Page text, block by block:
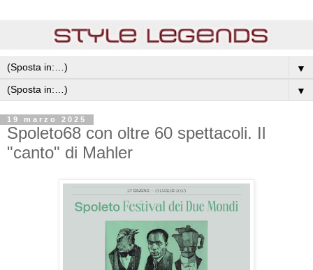
▼
▼
19 marzo 2025
Spoleto68 con oltre 60 spettacoli. Il
"canto" di Mahler